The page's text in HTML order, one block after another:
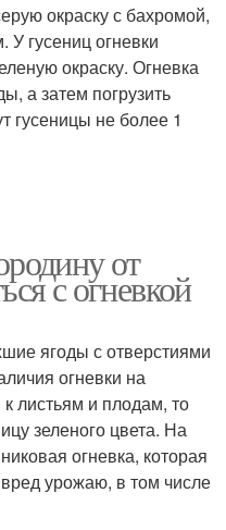
окраску с бахромой,
У гусениц огневки
окраску. Огневка
а затем погрузить
гусеницы не более 1
от
с огневкой
ягоды с отверстиями
огневки на
листьям и плодам, то
зеленого цвета. На
огневка, которая
урожаю, в том числе